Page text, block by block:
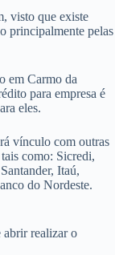
visto que existe
principalmente pelas
em Carmo da
para empresa é
eles.
vínculo com outras
como: Sicredi,
Itaú,
do Nordeste.
abrir realizar o